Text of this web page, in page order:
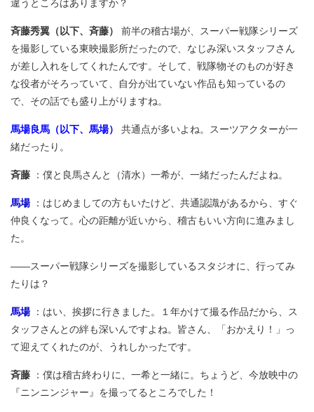
斉藤秀翼（以下、斉藤） 前半の稽古場が、スーパー戦隊シリーズ
を撮影している東映撮影所だったので、なじみ深いスタッフさん
が差し入れをしてくれたんです。そして、戦隊物そのものが好き
な役者がそろっていて、自分が出ていない作品も知っているの
で、その話でも盛り上がりますね。
馬場良馬（以下、馬場） 共通点が多いよね。スーツアクターが一
緒だったり。
斉藤 ：僕と良馬さんと（清水）一希が、一緒だったんだよね。
馬場：はじめましての方もいたけど、共通認識があるから、すぐ
仲良くなって。心の距離が近いから、稽古もいい方向に進みまし
た。
――スーパー戦隊シリーズを撮影しているスタジオに、行ってみ
たりは？
馬場 ：はい、挨拶に行きました。１年かけて撮る作品だから、ス
タッフさんとの絆も深いんですよね。皆さん、「おかえり！」っ
て迎えてくれたのが、うれしかったです。
斉藤 ：僕は稽古終わりに、一希と一緒に。ちょうど、今放映中の
『ニンニンジャー』を撮ってるところでした！